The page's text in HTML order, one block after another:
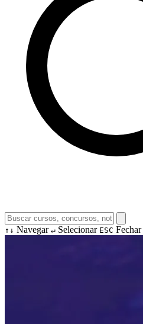
↑↓ Navegar ↵ Selecionar ESC Fechar